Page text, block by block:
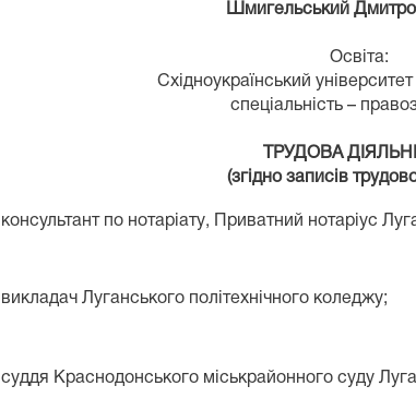
Шмигельський Дмитро
Освіта:
Східноукраїнський
спеціальність –
ТРУДОВА
(згідно записів
консультант по нотаріату‚ Приватний нотаріус
викладач Луганського політехнічного коледжу;
суддя Краснодонського міськрайонного суду